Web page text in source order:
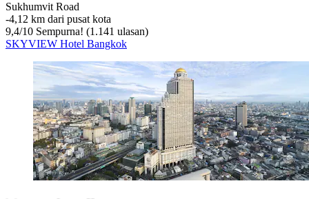
Sukhumvit Road
‐4,12 km dari pusat kota
9,4/10 Sempurna! (1.141 ulasan)
SKYVIEW Hotel Bangkok